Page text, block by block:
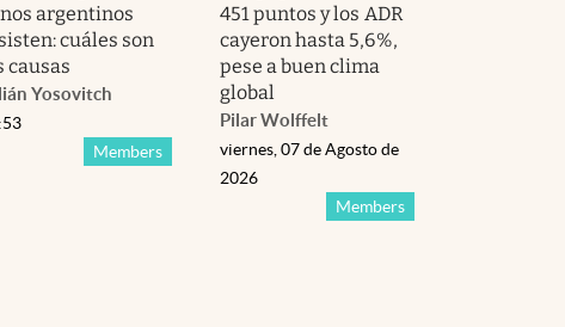
argentinos
cuáles son
causas
Yosovitch
Members
451 puntos y los ADR
cayeron hasta 5,6%,
pese a buen clima
global
Pilar Wolffelt
Members
viernes, 07 de Agosto de
2026